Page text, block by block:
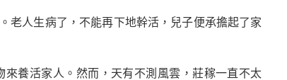
老人生病了，不能再下地幹活，兒子便承擔起了家
養活家人。然而，天有不測風雲，莊稼一直不太